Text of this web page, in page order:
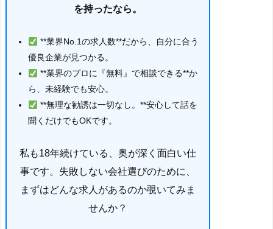
を持ったなら。
**業界No.1の求人数**だから、自分に合う
優良企業が見つかる。
**業界のプロに『無料』で相談できる**か
ら、未経験でも安心。
**無理な勧誘は一切なし。**安心して話を
聞くだけでもOKです。
私も18年続けている、奥が深く面白い仕
事です。失敗しない会社選びのために、
まずはどんな求人があるのか覗いてみま
せんか？